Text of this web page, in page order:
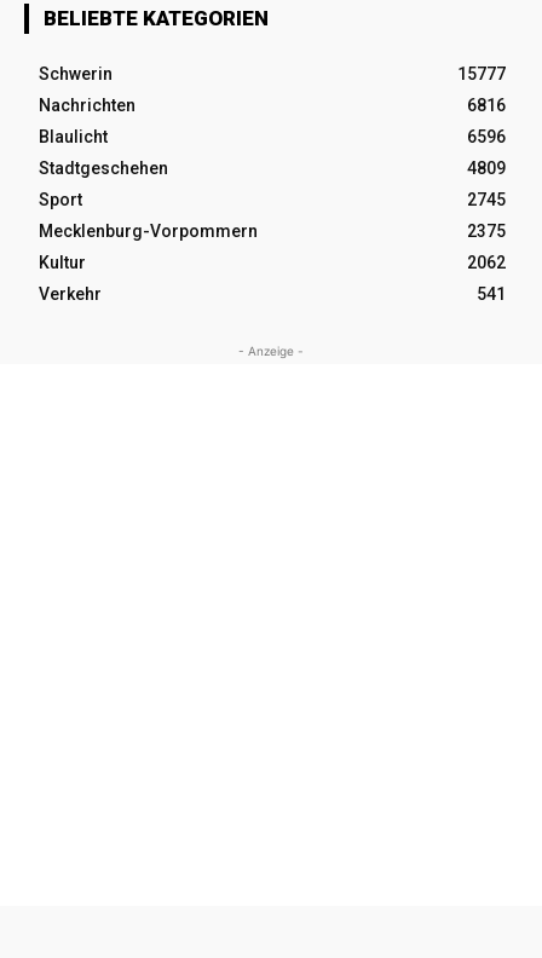
BELIEBTE KATEGORIEN
Schwerin
15777
Nachrichten
6816
Blaulicht
6596
Stadtgeschehen
4809
Sport
2745
Mecklenburg-Vorpommern
2375
Kultur
2062
Verkehr
541
- Anzeige -